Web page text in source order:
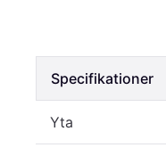
Specifikationer
Yta